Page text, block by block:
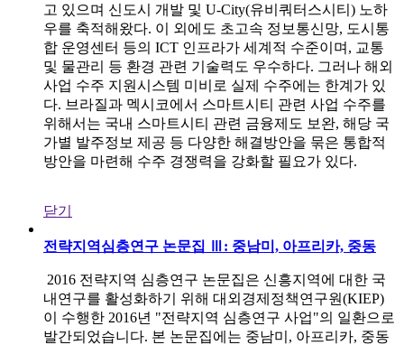
고 있으며 신도시 개발 및 U-City(유비쿼터스시티) 노하
우를 축적해왔다. 이 외에도 초고속 정보통신망, 도시통
합 운영센터 등의 ICT 인프라가 세계적 수준이며, 교통
및 물관리 등 환경 관련 기술력도 우수하다. 그러나 해외
사업 수주 지원시스템 미비로 실제 수주에는 한계가 있
다. 브라질과 멕시코에서 스마트시티 관련 사업 수주를
위해서는 국내 스마트시티 관련 금융제도 보완, 해당 국
가별 발주정보 제공 등 다양한 해결방안을 묶은 통합적
방안을 마련해 수주 경쟁력을 강화할 필요가 있다.
닫기
전략지역심층연구 논문집 Ⅲ: 중남미, 아프리카, 중동
2016 전략지역 심층연구 논문집은 신흥지역에 대한 국
내연구를 활성화하기 위해 대외경제정책연구원(KIEP)
이 수행한 2016년 "전략지역 심층연구 사업"의 일환으로
발간되었습니다. 본 논문집에는 중남미, 아프리카, 중동